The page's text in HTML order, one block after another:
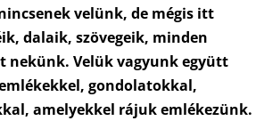
velünk, de mégis itt
dalaik, szövegeik, minden
Velük vagyunk együtt
gondolatokkal,
amelyekkel rájuk emlékezünk.